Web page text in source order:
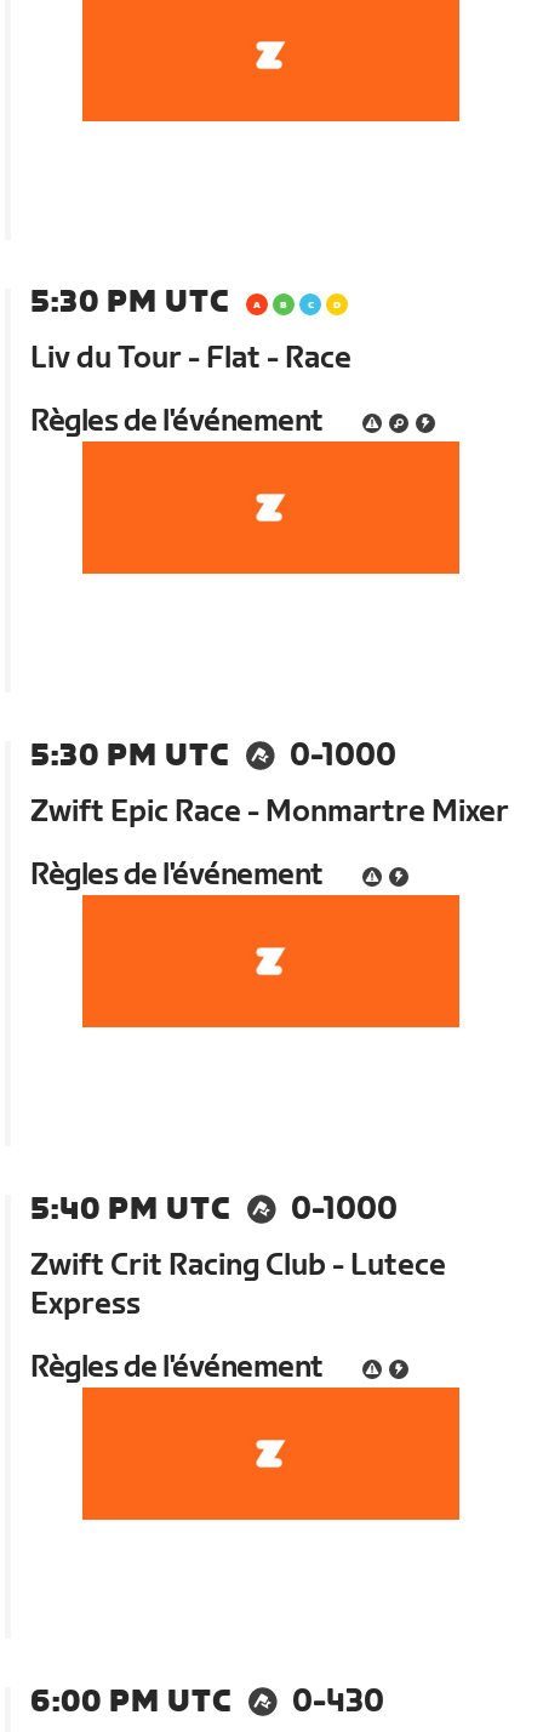
5:30 PM UTC
Liv du Tour - Flat - Race
Règles de l'événement
5:30 PM UTC
0-1000
Zwift Epic Race - Monmartre Mixer
Règles de l'événement
5:40 PM UTC
0-1000
Zwift Crit Racing Club - Lutece
Express
Règles de l'événement
6:00 PM UTC
0-430